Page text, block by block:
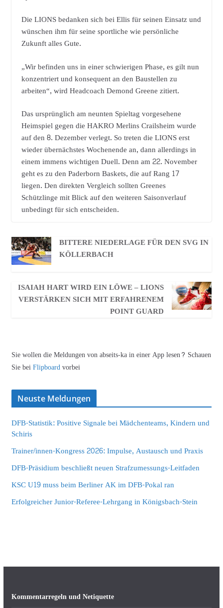
Die LIONS bedanken sich bei Ellis für seinen Einsatz und
wünschen ihm für seine sportliche wie persönliche
Zukunft alles Gute.
„Wir befinden uns in einer schwierigen Phase, es gilt nun
konzentriert und konsequent an den Baustellen zu
arbeiten“, wird Headcoach Demond Greene zitiert.
Das ursprünglich am neunten Spieltag vorgesehene
Heimspiel gegen die HAKRO Merlins Crailsheim wurde
auf den 8. Dezember verlegt. So treten die LIONS erst
wieder übernächstes Wochenende an, dann allerdings in
einem immens wichtigen Duell. Denn am 22. November
geht es zu den Paderborn Baskets, die auf Rang 17
liegen. Den direkten Vergleich sollten Greenes
Schützlinge mit Blick auf den weiteren Saisonverlauf
unbedingt für sich entscheiden.
BITTERE NIEDERLAGE FÜR DEN SVG IN
KÖLLERBACH
ISAIAH HART WIRD EIN LÖWE – LIONS
VERSTÄRKEN SICH MIT ERFAHRENEM
POINT GUARD
Sie wollen die Meldungen von abseits-ka in einer App lesen? Schauen
Sie beiFlipboardvorbei
Neuste Meldungen
DFB-Statistik: Positive Signale bei Mädchenteams, Kindern und
Schiris
Trainer/innen-Kongress 2026: Impulse, Austausch und Praxis
DFB-Präsidium beschließt neuen Strafzumessungs-Leitfaden
KSC U19 muss beim Berliner AK im DFB-Pokal ran
Erfolgreicher Junior-Referee-Lehrgang in Königsbach-Stein
Kommentarregeln und Netiquette